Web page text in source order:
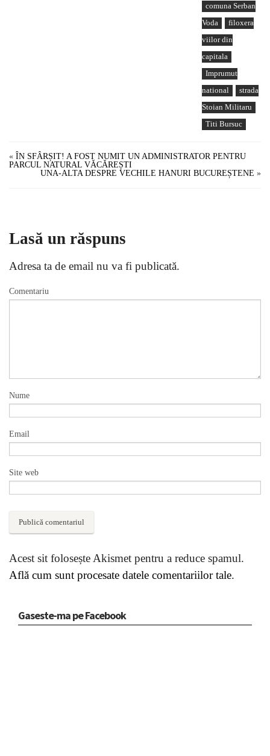
comuna Serban
Voda
filoxera
viilor din
capitala
Imprumut
national
strada
Stoian Militaru
Titi Bursuc
« ÎN SFÂRȘIT! A FOST NUMIT UN ADMINISTRATOR PENTRU
PARCUL NATURAL VĂCĂREȘTI
UNA-ALTA DESPRE VECHILE HANURI BUCUREȘTENE »
Lasă un răspuns
Adresa ta de email nu va fi publicată.
Comentariu
Nume
Email
Site web
Acest sit folosește Akismet pentru a reduce spamul.
Află cum sunt procesate datele comentariilor tale.
Gaseste-ma pe Facebook